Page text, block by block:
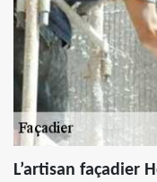
L’artisan façadier